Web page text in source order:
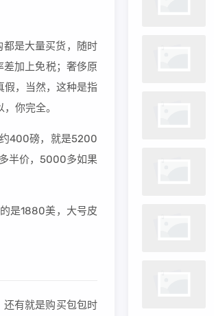
是大量买货，随时
加上免税；奢侈原
假，当然，这种是指
你完全。
400磅，就是5200
半价，5000多如果
是1880美，大号皮
还有就是购买包包时